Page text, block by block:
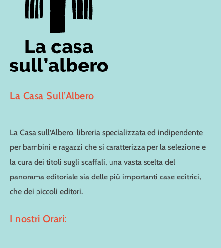
La Casa Sull’Albero
La Casa sull’Albero, libreria specializzata ed indipendente
per bambini e ragazzi che si caratterizza per la selezione e
la cura dei titoli sugli scaffali, una vasta scelta del
panorama editoriale sia delle più importanti case editrici,
che dei piccoli editori.
I nostri Orari: